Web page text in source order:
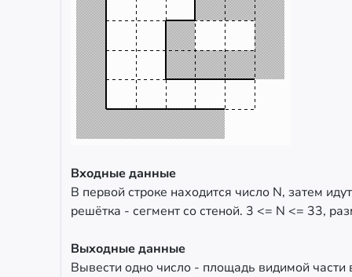
Входные данные
В первой строке находится число N, затем
решётка - сегмент со стеной. 3 <= N <= 33,
Выходные данные
Вывести одно число - площадь видимой части